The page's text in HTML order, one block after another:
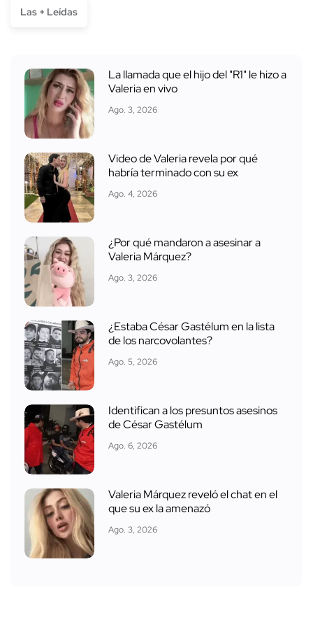
Las + Leídas
La llamada que el hijo del "R1" le hizo a
Valeria en vivo
Ago. 3, 2026
Video de Valeria revela por qué
habría terminado con su ex
Ago. 4, 2026
¿Por qué mandaron a asesinar a
Valeria Márquez?
Ago. 3, 2026
¿Estaba César Gastélum en la lista
de los narcovolantes?
Ago. 5, 2026
Identifican a los presuntos asesinos
de César Gastélum
Ago. 6, 2026
Valeria Márquez reveló el chat en el
que su ex la amenazó
Ago. 3, 2026